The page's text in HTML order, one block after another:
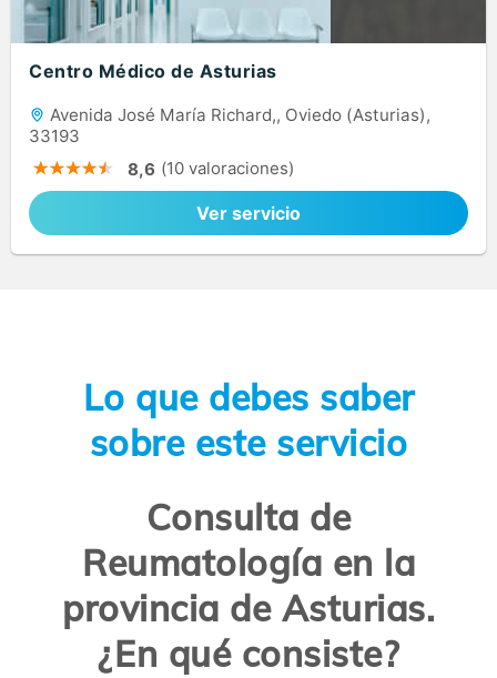
Centro Médico de Asturias
Avenida José María Richard,, Oviedo (Asturias),
33193
8,6 (10 valoraciones)
Ver servicio
Lo que debes saber
sobre este servicio
Consulta de
Reumatología en la
provincia de Asturias.
¿En qué consiste?